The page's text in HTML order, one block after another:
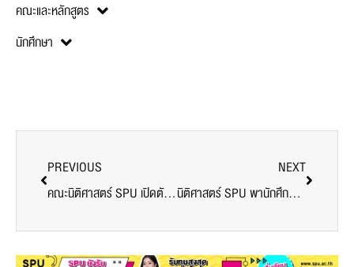
คณะและหลักสูตร
นักศึกษา
PREVIOUS
คณะนิติศาสตร์ SPU เปิดตัว “AI JUSTICE LAB’ พลิกโฉมการเรียนกฎหมายด้วยเทคโนโลยี AI
NEXT
นิติศาสตร์ SPU พานักศึกษาดูงาน ณ เรือนจำกลางคลองเปรม สัมผัสประสบการณ์จริงหลังคำพิพากษา